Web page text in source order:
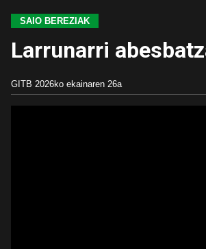
SAIO BEREZIAK
Larrunarri
GITB 2026ko ekainaren 26a